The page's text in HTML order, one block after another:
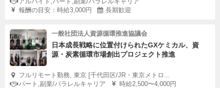
報酬の目安：時給3,000円
長期歓迎
一般社団法人資源循環推進協議会
日本成長戦略に位置付けられたGXケミカル、資
源・炭素循環市場創出プロジェクト推進
フルリモート勤務, 東京 [千代田区/JR・東京メトロ...
パート,副業/パラレルキャリア
時給2,500〜4,000円